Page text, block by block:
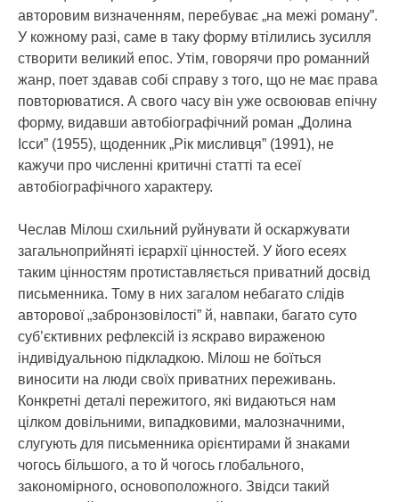
авторовим визначенням, перебуває „на межі роману”.
У кожному разі, саме в таку форму втілились зусилля
створити великий епос. Утім, говорячи про романний
жанр, поет здавав собі справу з того, що не має права
повторюватися. А свого часу він уже освоював епічну
форму, видавши автобіографічний роман „Долина
Ісси” (1955), щоденник „Рік мисливця” (1991), не
кажучи про численні критичні статті та есеї
автобіографічного характеру.
Чеслав Мілош схильний руйнувати й оскаржувати
загальноприйняті ієрархії цінностей. У його есеях
таким цінностям протиставляється приватний досвід
письменника. Тому в них загалом небагато слідів
авторової „забронзовілості” й, навпаки, багато суто
суб’єктивних рефлексій із яскраво вираженою
індивідуальною підкладкою. Мілош не боїться
виносити на люди своїх приватних переживань.
Конкретні деталі пережитого, які видаються нам
цілком довільними, випадковими, малозначними,
слугують для письменника орієнтирами й знаками
чогось більшого, а то й чогось глобального,
закономірного, основоположного. Звідси такий